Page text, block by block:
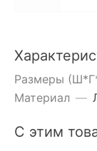
Размеры
Материал —
С этим